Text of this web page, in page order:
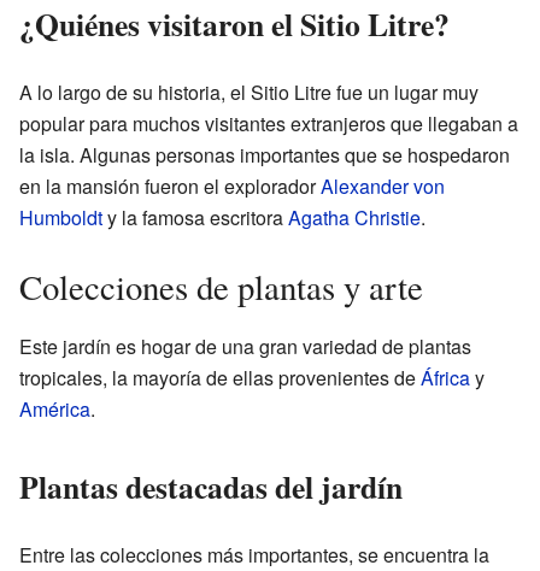
¿Quiénes visitaron el Sitio Litre?
A lo largo de su historia, el Sitio Litre fue un lugar muy
popular para muchos visitantes extranjeros que llegaban a
la isla. Algunas personas importantes que se hospedaron
en la mansión fueron el exploradorAlexander von
Humboldty la famosa escritoraAgatha Christie.
Colecciones de plantas y arte
Este jardín es hogar de una gran variedad de plantas
tropicales, la mayoría de ellas provenientes deÁfricay
América.
Plantas destacadas del jardín
Entre las colecciones más importantes, se encuentra la